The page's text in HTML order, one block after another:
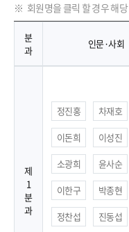
※ 회원명을 클릭 할 경우 해
분과별, 인문·사회(1~6
분
과
인문·사회
제
1
분
과
정진홍
차재호
이돈희
이성진
소광희
윤사순
이한구
박종현
정찬섭
진동섭